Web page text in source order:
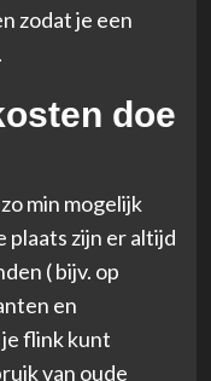
zodat je een
doe
min mogelijk
plaats zijn er altijd
( bijv. op
en
flink kunt
van oude